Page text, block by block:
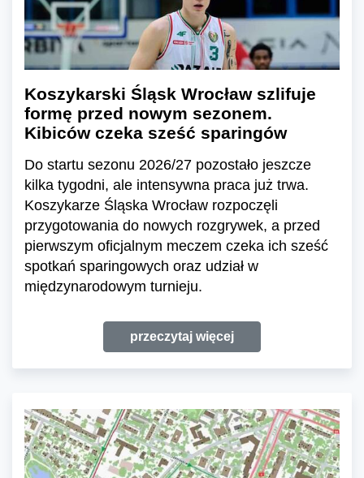
Koszykarski Śląsk Wrocław szlifuje
formę przed nowym sezonem.
Kibiców czeka sześć sparingów
Do startu sezonu 2026/27 pozostało jeszcze
kilka tygodni, ale intensywna praca już trwa.
Koszykarze Śląska Wrocław rozpoczęli
przygotowania do nowych rozgrywek, a przed
pierwszym oficjalnym meczem czeka ich sześć
spotkań sparingowych oraz udział w
międzynarodowym turnieju.
przeczytaj więcej